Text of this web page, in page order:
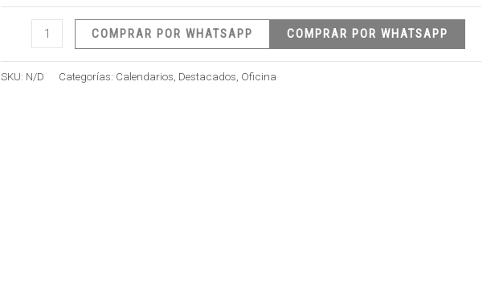
COMPRAR POR WHATSAPP COMPRAR POR WHATSAPP
SKU: N/D Categorías: Calendarios, Destacados, Oficina